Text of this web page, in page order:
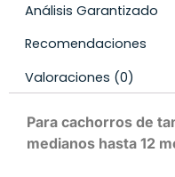
Análisis Garantizado
Recomendaciones
Valoraciones (0)
Para cachorros de
medianos hasta 12